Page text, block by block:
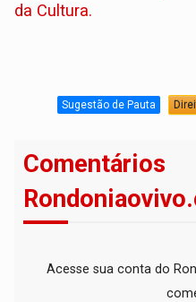
da Cultura.
Sugestão de Pauta
Comentários
Acesse sua conta do